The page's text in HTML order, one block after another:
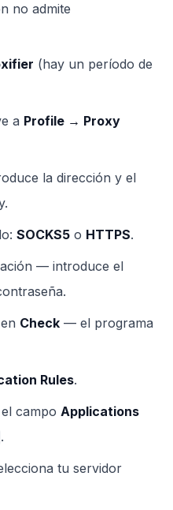
no admite
(hay un período de
a Profile → Proxy
la dirección y el
SOCKS5 o HTTPS.
— introduce el
Check — el programa
Rules.
campo Applications
.
tu servidor